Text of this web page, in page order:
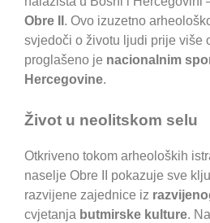
Obre II . Ovo izuzetno
svjedoči o životu ljudi prije više
proglašeno je nacionalnim
Hercegovine.
Život u neolitskom selu
Otkriveno tokom arheoloških
naselje Obre II pokazuje sve
razvijene zajednice iz
cvjetanja butmirske kulture.